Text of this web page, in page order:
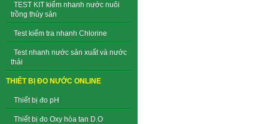
TEST KIT kiểm nhanh nước nuôi
trồng thủy sản
Test kiểm tra nhanh Chlorine
Test nhanh nước sản xuất và nước
thải
THIẾT BỊ ĐO NƯỚC ONLINE
Thiết bị đo pH
Thiết bị đo Oxy hòa tan D.O